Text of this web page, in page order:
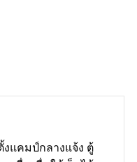
แคมป์กลางแจ้ง ตู้